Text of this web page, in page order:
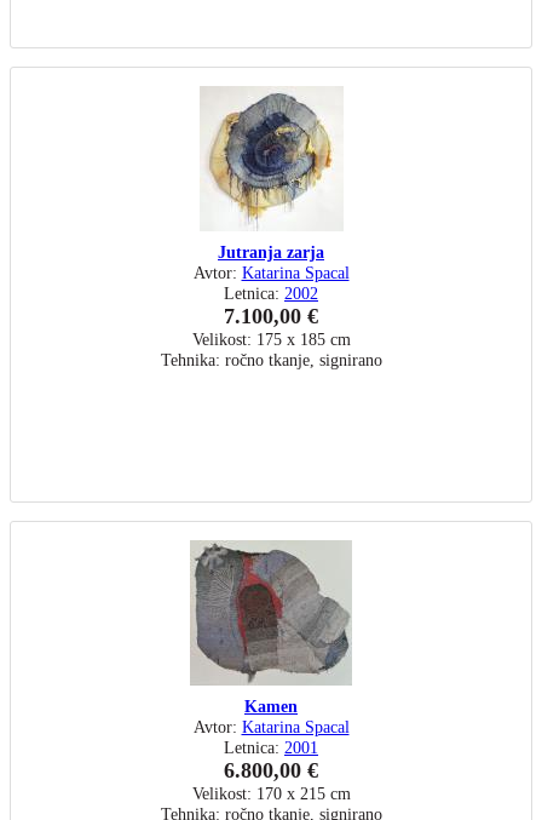
Jutranja zarja
Avtor: Katarina Spacal
Letnica: 2002
7.100,00 €
Velikost: 175 x 185 cm
Tehnika: ročno tkanje, signirano
Kamen
Avtor: Katarina Spacal
Letnica: 2001
6.800,00 €
Velikost: 170 x 215 cm
Tehnika: ročno tkanje, signirano